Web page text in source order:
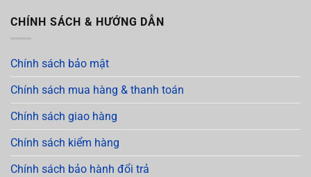
CHÍNH SÁCH & HƯỚNG DẪN
Chính sách bảo mật
Chính sách mua hàng & thanh toán
Chính sách giao hàng
Chính sách kiểm hàng
Chính sách bảo hành đổi trả